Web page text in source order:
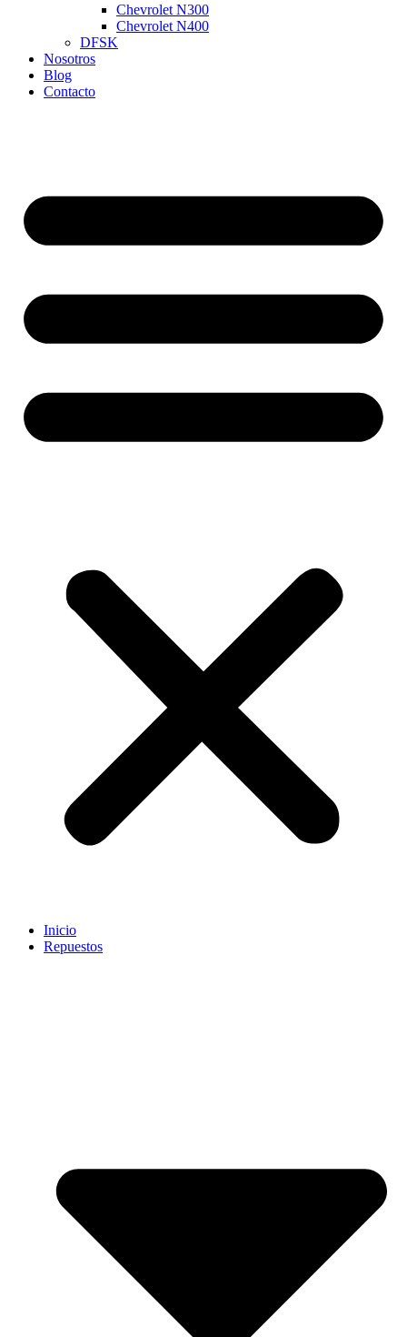
Chevrolet N300
Chevrolet N400
DFSK
Nosotros
Blog
Contacto
Inicio
Repuestos